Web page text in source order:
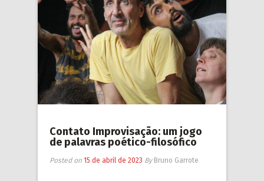
Contato Improvisação: um jogo
de palavras poético-filosófico
Posted on 15 de abril de 2023 By Bruno Garrote